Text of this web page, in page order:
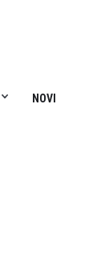
NOVINKY